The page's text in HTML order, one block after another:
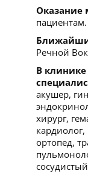
Оказание
пациентам.
Речной
В
акушер,
хирург,
ортопед,